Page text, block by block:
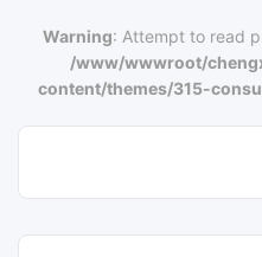
Warning: Attempt to read
/www/wwwroot/
content/themes/315-